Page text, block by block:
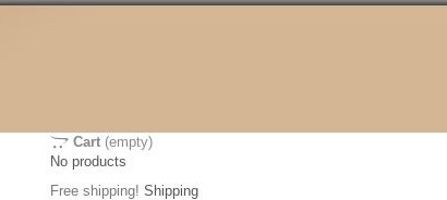
Cart (empty)
No products
Free shipping! Shipping